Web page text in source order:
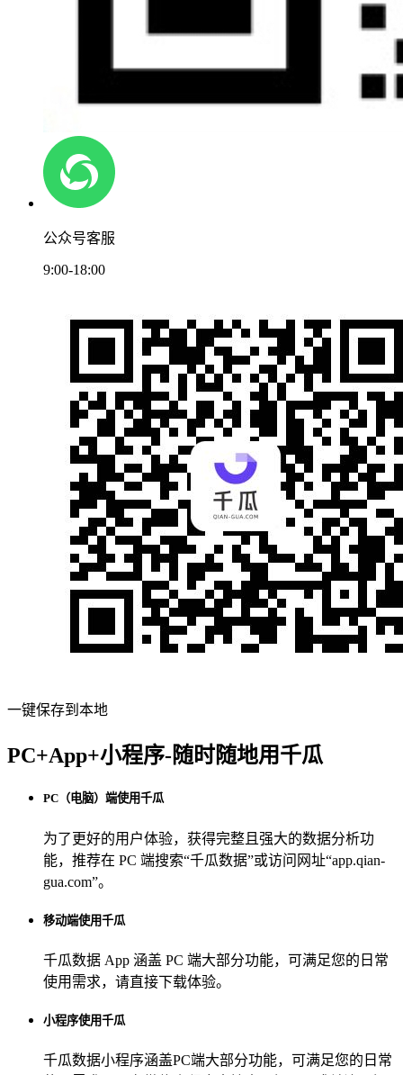
公众号客服
9:00-18:00
一键保存到本地
PC+App+小程序-随时随地用千瓜
PC（电脑）端使用千瓜
为了更好的用户体验，获得完整且强大的数据分析功
能，推荐在 PC 端搜索“千瓜数据”或访问网址“app.qian-
gua.com”。
移动端使用千瓜
千瓜数据 App 涵盖 PC 端大部分功能，可满足您的日常
使用需求，请直接下载体验。
小程序使用千瓜
千瓜数据小程序涵盖PC端大部分功能，可满足您的日常